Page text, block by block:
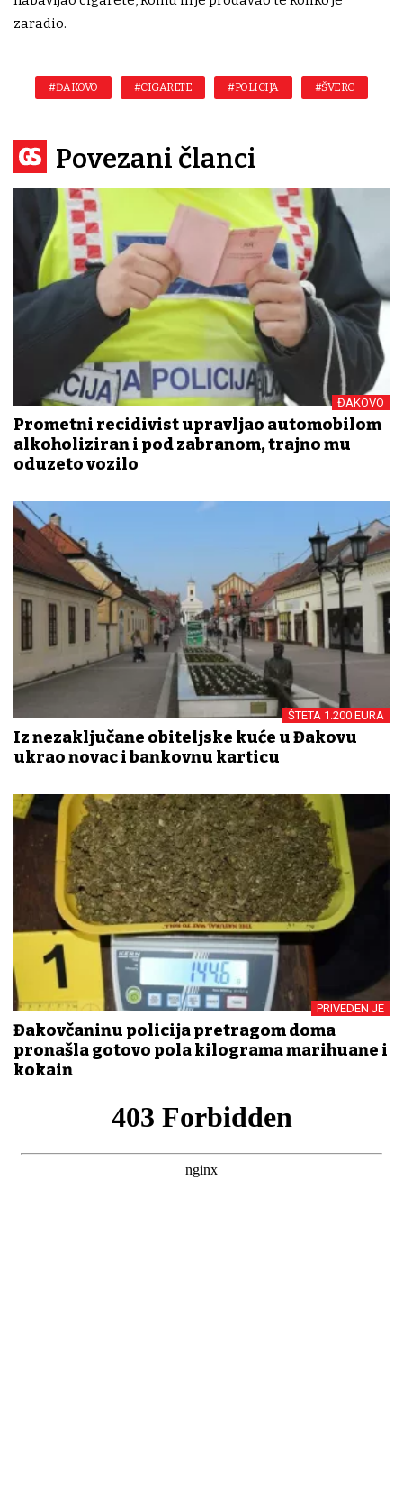
zaradio.
#ĐAKOVO #CIGARETE #POLICIJA #ŠVERC
Povezani članci
ĐAKOVO
Prometni recidivist upravljao automobilom
alkoholiziran i pod zabranom, trajno mu
oduzeto vozilo
ŠTETA 1.200 EURA
Iz nezaključane obiteljske kuće u Đakovu
ukrao novac i bankovnu karticu
PRIVEDEN JE
Đakovčaninu policija pretragom doma
pronašla gotovo pola kilograma marihuane i
kokain